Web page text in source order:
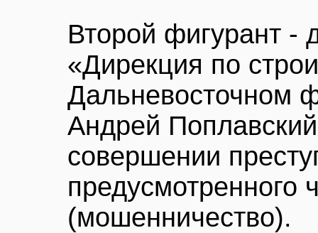
Второй фигурант -
«Дирекция по
Дальневосточном
Андрей
совершении
предусмотренного
(мошенничество).